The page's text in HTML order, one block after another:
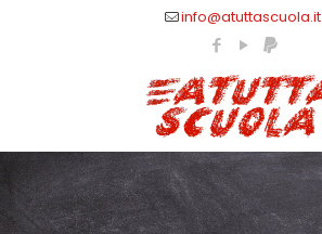
info@atuttascuola.it